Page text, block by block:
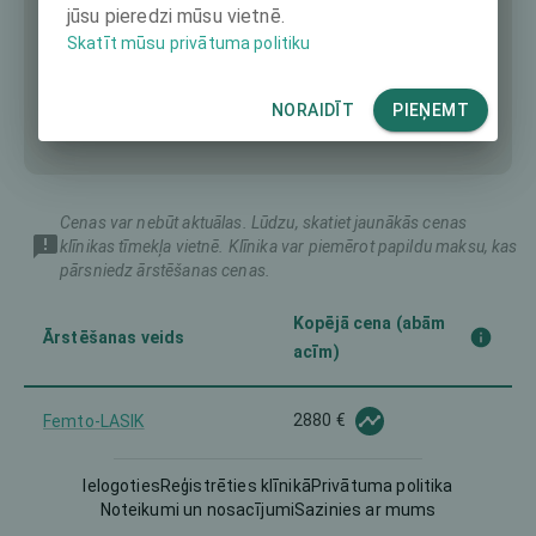
Cenas var nebūt aktuālas. Lūdzu, skatiet jaunākās cenas
klīnikas tīmekļa vietnē. Klīnika var piemērot papildu maksu, kas
pārsniedz ārstēšanas cenas.
Ārstēšanas veids
Kopējā cena (abām
acīm)
Femto-LASIK 2880 €
Implantable Contact Lens
-
IelogotiesReģistrēties klīnikāPrivātuma politika
Noteikumi un nosacījumiSazinies ar mums
jūsu pieredzi mūsu vietnē.
Skatīt mūsu privātuma politiku
NORAIDĪT PIEŅEMT